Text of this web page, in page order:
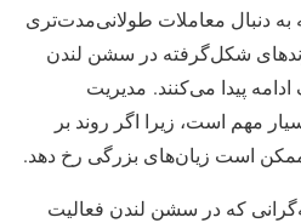
به دنبال معاملات طولانی‌مدت‌تری
شکل‌گرفته در سشن لندن
پیدا می‌کنند. مدیریت
مهم است، زیرا اگر روند بر
ممکن است زیان‌های بزرگی رخ دهد.
که در سشن لندن فعالیت